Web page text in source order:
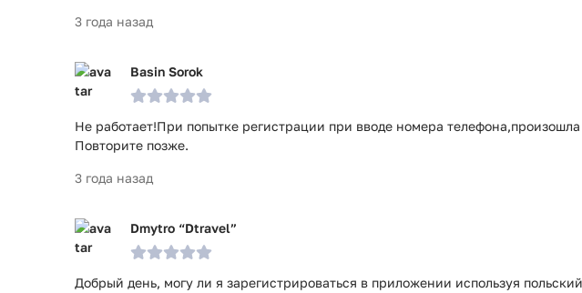
3 года назад
Basin Sorok
Не работает!При попытке регистрации при вводе номера
Повторите позже.
3 года назад
Dmytro “Dtravel”
Добрый день, могу ли я зарегистрироваться в приложении используя